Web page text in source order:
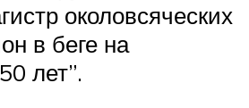
околовсяческих
в беге на
лет”.